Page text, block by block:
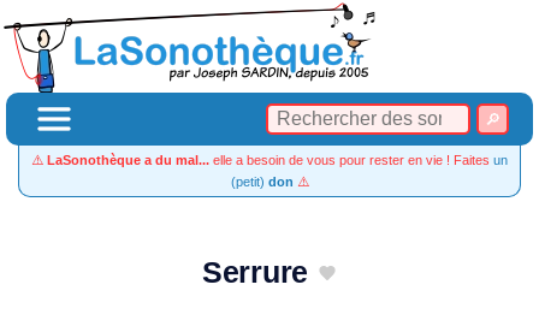
⚠️ LaSonothèque a du mal... elle a besoin de vous pour rester en vie ! Faites un
(petit) don ⚠️
Serrure